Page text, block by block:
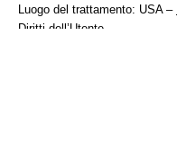
Luogo del trattamento: USA –
Diritti dell’Utente